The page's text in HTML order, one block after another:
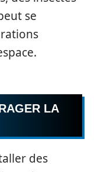
se
LA
des